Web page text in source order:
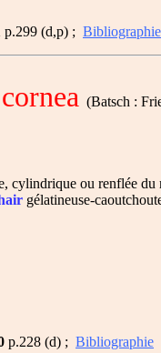
p.299 (d,p) ; Bibliographie
(Batsch :
ou renflée
gélatineuse-
p.228 (d) ; Bibliographie